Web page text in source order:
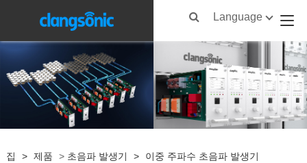
Language
집 > 제품 > 초음파 발생기 > 이중 주파수 초음파 발생기